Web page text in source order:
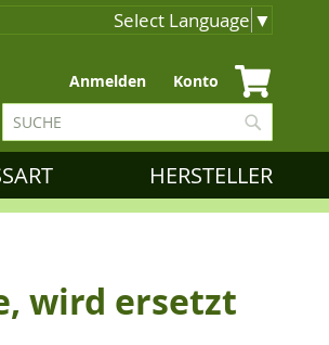
Select Language ▼
Zum
Inhalt
springen
Anmelden Konto
Suche
HERSTELLER
wird ersetzt